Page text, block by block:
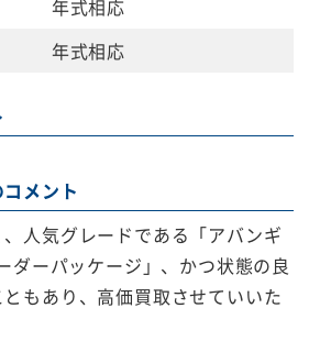
年式相応
年式相応
メント
人気グレードである「アバンギ
ダーパッケージ」、かつ状態の良
もあり、高価買取させていいた